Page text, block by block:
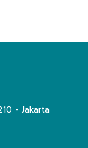
- Jakarta